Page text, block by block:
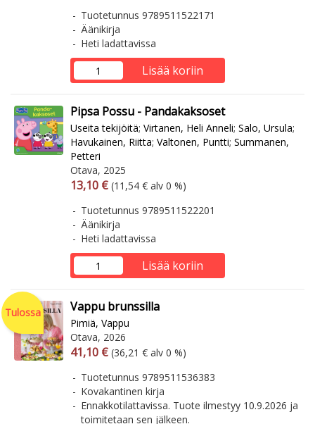
Tuotetunnus 9789511522171
Äänikirja
Heti ladattavissa
Lisää koriin
Pipsa Possu - Pandakaksoset
Useita tekijöitä; Virtanen, Heli Anneli; Salo, Ursula;
Havukainen, Riitta; Valtonen, Puntti; Summanen,
Petteri
Otava, 2025
Arvonlisäverollinen hinta
13,10 € Arvonlisäveroton hinta
(11,54 € alv 0 %)
Tuotetunnus 9789511522201
Äänikirja
Heti ladattavissa
Lisää koriin
Tulossa Vappu brunssilla
Pimiä, Vappu
Otava, 2026
Arvonlisäverollinen hinta
41,10 € Arvonlisäveroton hinta
(36,21 € alv 0 %)
Tuotetunnus 9789511536383
Kovakantinen kirja
Ennakkotilattavissa. Tuote ilmestyy 10.9.2026 ja
toimitetaan sen jälkeen.